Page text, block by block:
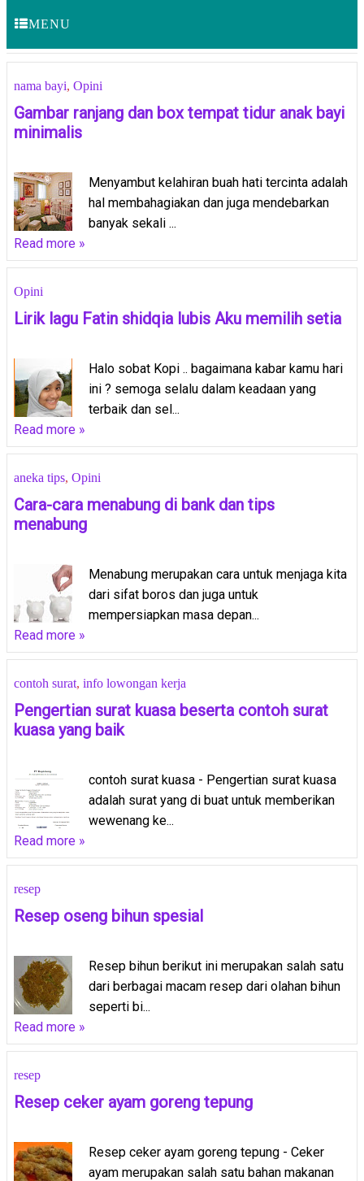
MENU
nama bayi, Opini
Gambar ranjang dan box tempat tidur anak bayi
minimalis
Menyambut kelahiran buah hati tercinta adalah
hal membahagiakan dan juga mendebarkan
banyak sekali ...
Read more »
Opini
Lirik lagu Fatin shidqia lubis Aku memilih setia
Halo sobat Kopi .. bagaimana kabar kamu hari
ini ? semoga selalu dalam keadaan yang
terbaik dan sel...
Read more »
aneka tips, Opini
Cara-cara menabung di bank dan tips
menabung
Menabung merupakan cara untuk menjaga kita
dari sifat boros dan juga untuk
mempersiapkan masa depan...
Read more »
contoh surat, info lowongan kerja
Pengertian surat kuasa beserta contoh surat
kuasa yang baik
contoh surat kuasa - Pengertian surat kuasa
adalah surat yang di buat untuk memberikan
wewenang ke...
Read more »
resep
Resep oseng bihun spesial
Resep bihun berikut ini merupakan salah satu
dari berbagai macam resep dari olahan bihun
seperti bi...
Read more »
resep
Resep ceker ayam goreng tepung
Resep ceker ayam goreng tepung - Ceker
ayam merupakan salah satu bahan makanan